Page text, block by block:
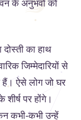
के अनुभवों को
का हाथ
जिम्मेदारियों से
हैं। ऐसे लोग जो घर
पर होंगे।
कभी-कभी उन्हें